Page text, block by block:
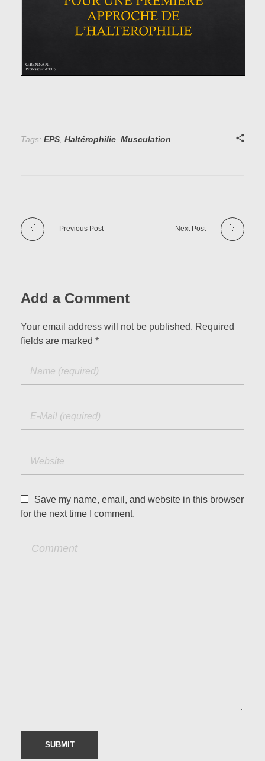
Tags: EPS, Haltérophilie, Musculation
Previous Post Next Post
Add a Comment
Your email address will not be published. Required
fields are marked *
Save my name, email, and website in this browser
for the next time I comment.